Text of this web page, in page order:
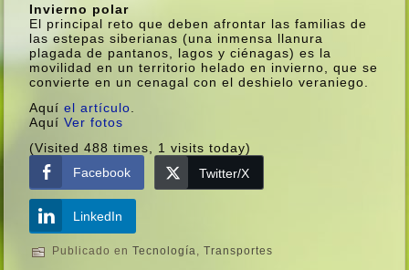
Invierno polar
El principal reto que deben afrontar las familias de
las estepas siberianas (una inmensa llanura
plagada de pantanos, lagos y ciénagas) es la
movilidad en un territorio helado en invierno, que se
convierte en un cenagal con el deshielo veraniego.
Aquí­el artí­culo
Aquí­Ver fotos
(Visited 488 times, 1 visits today)
Facebook
Twitter/X
LinkedIn
Publicado en Tecnologí­a,Transportes